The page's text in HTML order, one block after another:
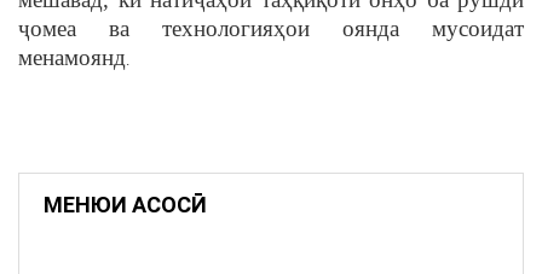
ҷомеа ва технологияҳои оянда мусоидат
менамоянд
МЕНЮИ АСОСӢ